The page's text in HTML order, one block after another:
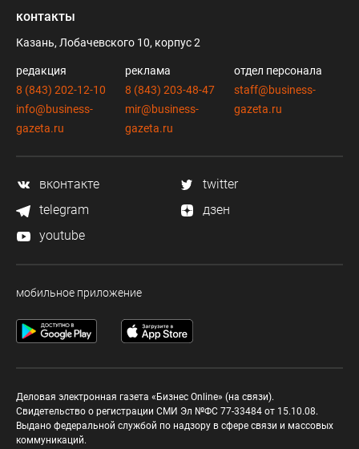
контакты
Казань, Лобачевского 10, корпус 2
редакция
8 (843) 202-12-10
info@business-
gazeta.ru
реклама
8 (843) 203-48-47
mir@business-
gazeta.ru
отдел персонала
staff@business-
gazeta.ru
вконтакте
twitter
telegram
дзен
youtube
мобильное приложение
Деловая электронная газета «Бизнес Online» (на связи).
Свидетельство о регистрации СМИ Эл №ФС 77-33484 от 15.10.08.
Выдано федеральной службой по надзору в сфере связи и массовых
коммуникаций.